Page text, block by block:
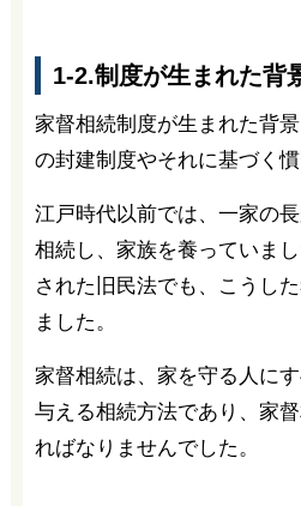
1-2.制度が生まれた背
家督相続制度が生まれた背
の封建制度やそれに基づく慣
江戸時代以前では、一家の
相続し、家族を養っていま
された旧民法でも、こうし
ました。
家督相続は、家を守る人に
与える相続方法であり、家
ればなりませんでした。